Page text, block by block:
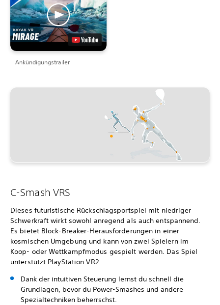
Ankündigungstrailer
C-Smash VRS
Dieses futuristische Rückschlagsportspiel mit niedriger
Schwerkraft wirkt sowohl anregend als auch entspannend.
Es bietet Block-Breaker-Herausforderungen in einer
kosmischen Umgebung und kann von zwei Spielern im
Koop- oder Wettkampfmodus gespielt werden. Das Spiel
unterstützt PlayStation VR2.
Dank der intuitiven Steuerung lernst du schnell die
Grundlagen, bevor du Power-Smashes und andere
Spezialtechniken beherrschst.